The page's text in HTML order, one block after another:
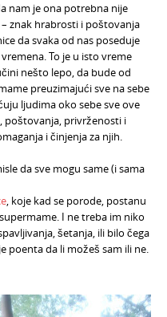
nam je ona potrebna nije
znak hrabrosti i poštovanja
da svaka od nas poseduje
To je u isto vreme
nešto lepo, da bude od
preuzimajući sve na sebe
ljudima oko sebe sve ove
poštovanja, privrženosti i
i činjenja za njih.
da sve mogu same (i sama
, koje kad se porode, postanu
I ne treba im niko
šetanja, ili bilo čega
poenta da li možeš sam ili ne.